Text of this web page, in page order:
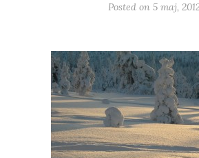
Posted on 5 maj,